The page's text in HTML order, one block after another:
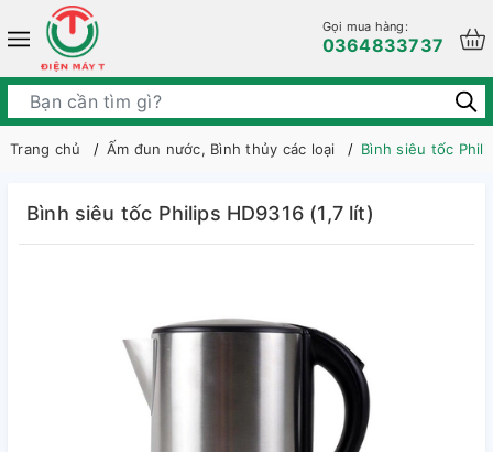
Gọi mua hàng:
0364833737
Trang chủ Ấm đun nước, Bình thủy các loại Bình siêu tốc
Bình siêu tốc Philips HD9316 (1,7 lít)